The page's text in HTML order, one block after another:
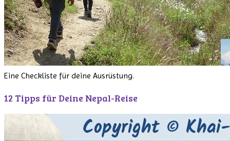
Eine Checkliste für deine Ausrüstung.
12 Tipps für Deine Nepal-Reise